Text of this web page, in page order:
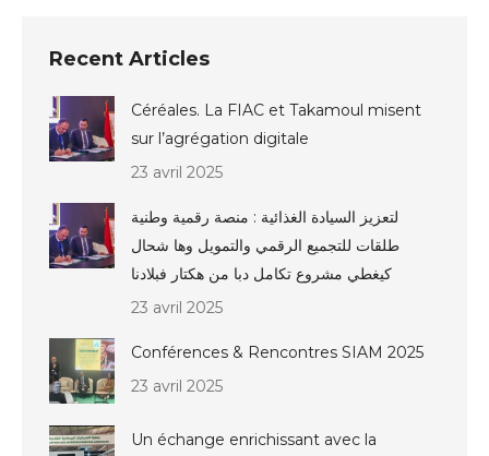
Recent Articles
Céréales. La FIAC et Takamoul misent
sur l’agrégation digitale
23 avril 2025
لتعزيز السيادة الغذائية : منصة رقمية وطنية
طلقات للتجميع الرقمي والتمويل وها شحال
كيغطي مشروع تكامل دبا من هكتار فبلادنا
23 avril 2025
Conférences & Rencontres SIAM 2025
23 avril 2025
Un échange enrichissant avec la